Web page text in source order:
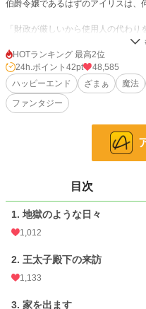
伯爵令嬢であるはずのアイリスは、
「財政が厳しいから使用人の代わり
「財政が厳しいから着飾ることは我
ずっとそう言われてきたのに、聖女
クセサリーを好きなだけ与えられる
「こんな家に留まり続ける理由は無
そう考え、家出を決意するアイリス。
けれども、婚約者探しをしている
※他サイトでも公開しています
⚫︎6/2 HOTランキング2位になりまし
ありがとうございます。
小説 17,814 位 / 228,828 件
HOTランキング 最高2位
24h.ポイント 42pt
48,585
ハッピーエンド
ざまぁ 魔法
ファンタジー
目次
1. 地獄のような日々
1,012
2. 王太子殿下の来訪
1,133
3. 家を出ます